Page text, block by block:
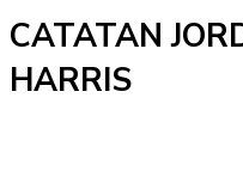
CATATAN
HARRIS